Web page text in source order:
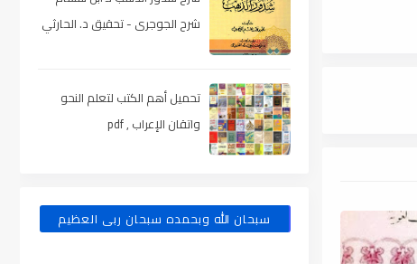
شرح الجوجرى - تحقيق د. الحارثي
تحميل أهم الكتب لتعلم النحو
واتقان الإعراب , pdf
سبحان الله وبحمده سبحان ربى العظيم